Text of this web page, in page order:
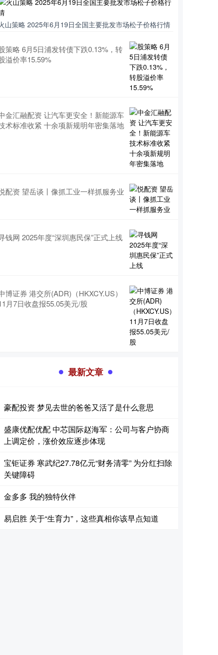
山策略 2025年6月19日全国主要批发市场松子价格行情
策略 6月5日浦发转债下跌0.13%，转
溢价率15.59%
金汇融配资 让汽车更安全！新能源车
术标准收紧 十余项新规明年密集落地
配资 望岳谈丨像抓工业一样抓服务业
钱网 2025年度“深圳惠民保”正式上线
博证券 港交所(ADR)（HKXCY.US）
月7日收盘报55.05美元/股
最新文章
豪配投资 梦见去世的爸爸又活了是什么意思
盛康优配优配 中芯国际赵海军：公司与客户协商
上调定价，涨价效应逐步体现
宝钜证券 寒武纪27.78亿元“财务清零” 为分红扫除
关键障碍
金多多 我的独特伙伴
易启胜 关于“生育力”，这些真相你该早点知道